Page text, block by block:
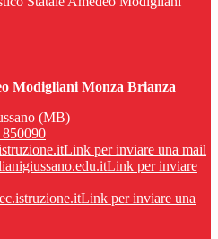
Modigliani Monza Brianza
(MB)
Link per inviare una mail
Link per inviare
Link per inviare una